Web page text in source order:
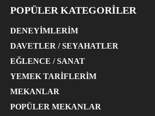
POPÜLER KATEGORİLER
DENEYIMLERIM
DAVETLER / SEYAHATLER
EĞLENCE / SANAT
YEMEK TARIFLERIM
MEKANLAR
POPÜLER MEKANLAR